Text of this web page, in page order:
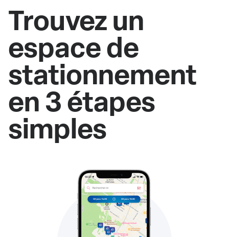
Trouvez un
espace de
stationnement
en 3 étapes
simples